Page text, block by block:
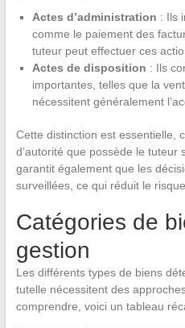
Actes d’administration : Ils
comme le paiement des
tuteur peut effectuer ces
Actes de disposition : Ils
importantes, telles que la
nécessitent généralement
Cette distinction est essentielle,
d’autorité que possède le tuteur
garantit également que les
surveillées, ce qui réduit le
Catégories de
gestion
Les différents types de biens
tutelle nécessitent des
comprendre, voici un tableau